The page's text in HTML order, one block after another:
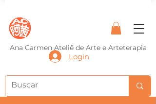
Ana Carmen Ateliê de Arte e Arteterapia
Login